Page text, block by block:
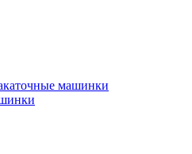
машинки